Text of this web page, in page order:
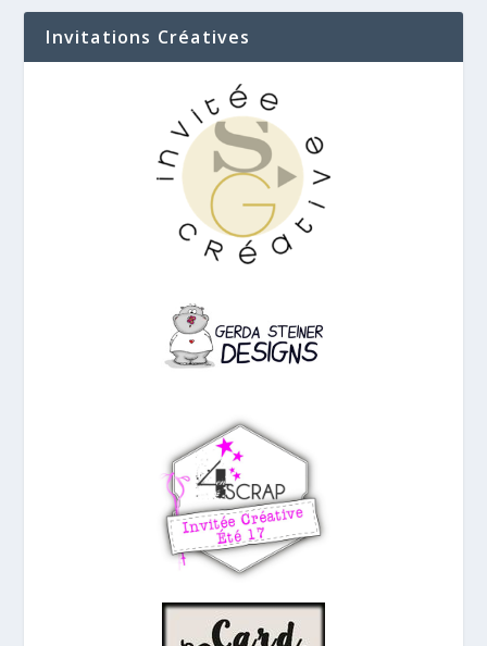
Invitations Créatives